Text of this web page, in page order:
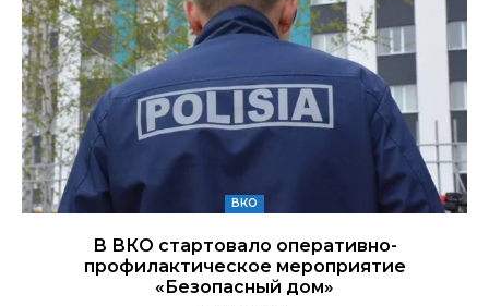
ВКО
В ВКО стартовало оперативно-
профилактическое мероприятие
«Безопасный дом»